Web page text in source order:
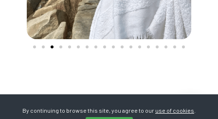
By continuing to browse this site, you agree to our use of cookies